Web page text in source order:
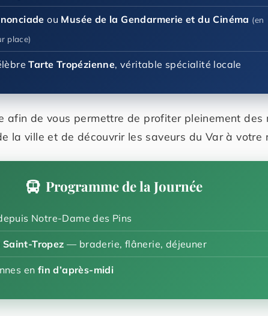
ou Musée de la Gendarmerie et du Cinéma (en
place)
Tarte Tropézienne, véritable spécialité locale
afin de vous permettre de profiter pleinement des
la ville et de découvrir les saveurs du Var à votre
Programme de la Journée
Notre-Dame des Pins
Saint-Tropez — braderie, flânerie, déjeuner
en fin d’après-midi